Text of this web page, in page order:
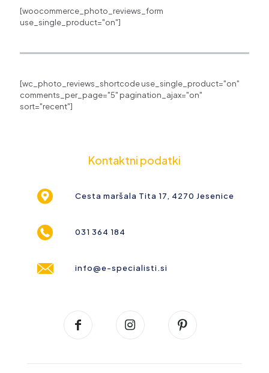
[woocommerce_photo_reviews_form
use_single_product="on"]
[wc_photo_reviews_shortcode use_single_product="on"
comments_per_page="5" pagination_ajax="on"
sort="recent"]
Kontaktni podatki
Cesta maršala Tita 17, 4270 Jesenice
031 364 184
info@e-specialisti.si